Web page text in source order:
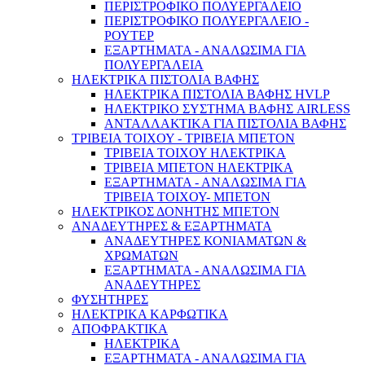
Αντλίες & Πιεστικά
ΠΕΡΙΣΤΡΟΦΙΚΟ ΠΟΛΥΕΡΓΑΛΕΙΟ
ΠΕΡΙΣΤΡΟΦΙΚΟ ΠΟΛΥΕΡΓΑΛΕΙΟ -
ΡΟΥΤΕΡ
ΕΞΑΡΤΗΜΑΤΑ - ΑΝΑΛΩΣΙΜΑ ΓΙΑ
ΠΟΛΥΕΡΓΑΛΕΙΑ
ΗΛΕΚΤΡΙΚΑ ΠΙΣΤΟΛΙΑ ΒΑΦΗΣ
ΗΛΕΚΤΡΙΚΑ ΠΙΣΤΟΛΙΑ ΒΑΦΗΣ HVLP
ΗΛΕΚΤΡΙΚΟ ΣΥΣΤΗΜΑ ΒΑΦΗΣ AIRLESS
ΑΝΤΑΛΛΑΚΤΙΚΑ ΓΙΑ ΠΙΣΤΟΛΙΑ ΒΑΦΗΣ
ΤΡΙΒΕΙΑ ΤΟΙΧΟΥ - ΤΡΙΒΕΙΑ ΜΠΕΤΟΝ
ΤΡΙΒΕΙΑ ΤΟΙΧΟΥ ΗΛΕΚΤΡΙΚΑ
ΤΡΙΒΕΙΑ ΜΠΕΤΟΝ ΗΛΕΚΤΡΙΚΑ
ΕΞΑΡΤΗΜΑΤΑ - ΑΝΑΛΩΣΙΜΑ ΓΙΑ
ΤΡΙΒΕΙΑ ΤΟΙΧΟΥ- ΜΠΕΤΟΝ
ΗΛΕΚΤΡΙΚΟΣ ΔΟΝΗΤΗΣ ΜΠΕΤΟΝ
ΑΝΑΔΕΥΤΗΡΕΣ & ΕΞΑΡΤΗΜΑΤΑ
ΑΝΑΔΕΥΤΗΡΕΣ ΚΟΝΙΑΜΑΤΩΝ &
ΧΡΩΜΑΤΩΝ
ΕΞΑΡΤΗΜΑΤΑ - ΑΝΑΛΩΣΙΜΑ ΓΙΑ
ΑΝΑΔΕΥΤΗΡΕΣ
ΦΥΣΗΤΗΡΕΣ
ΗΛΕΚΤΡΙΚΑ ΚΑΡΦΩΤΙΚΑ
ΑΠΟΦΡΑΚΤΙΚΑ
ΗΛΕΚΤΡΙΚΑ
ΕΞΑΡΤΗΜΑΤΑ - ΑΝΑΛΩΣΙΜΑ ΓΙΑ